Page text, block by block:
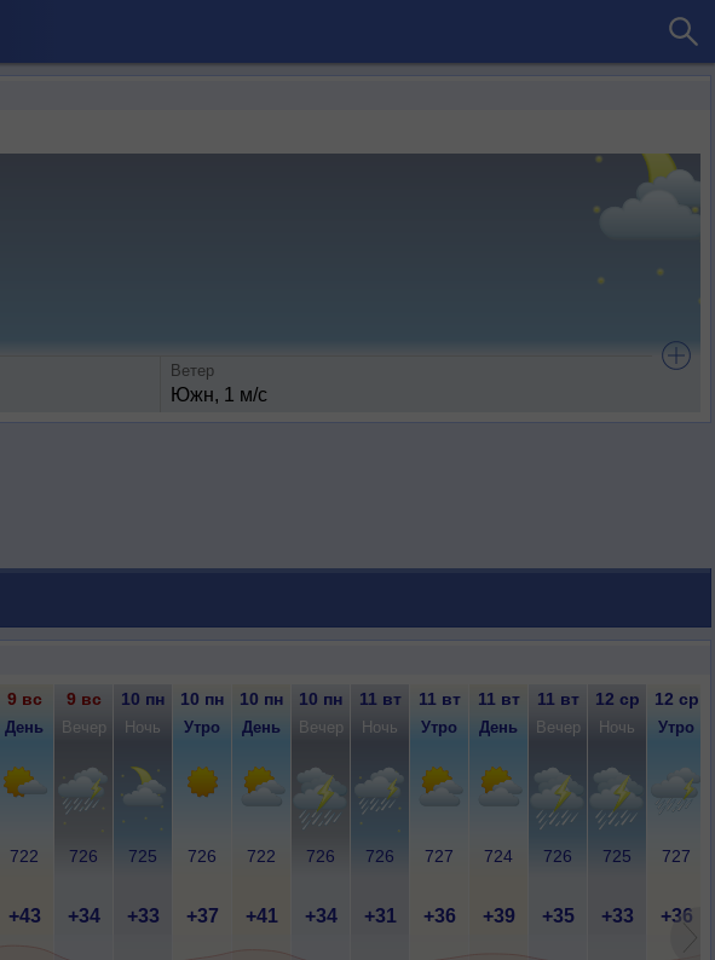
Ветер
Южн, 1 м/с
9 вс 9 вс 10 пн 10 пн 10 пн 10 пн 11 вт 11 вт 11 вт 11 вт 12 ср 12 ср
День Вечер Ночь Утро День Вечер Ночь Утро День Вечер Ночь Утро
722 726 725 726 722 726 726 727 724 726 725 727
+43 +34 +33 +37 +41 +34 +31 +36 +39 +35 +33 +36